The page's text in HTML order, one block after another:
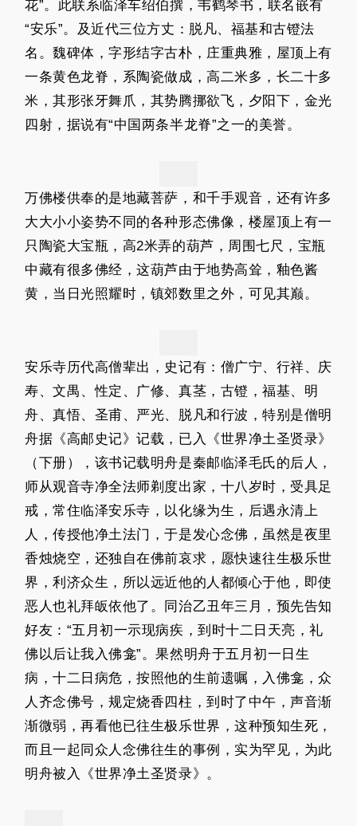
花”。此联系临泽车绍伯撰，韦鹤琴书，联名嵌有
“安乐”。及近代三位方丈：脱凡、福基和古镫法
名。魏碑体，字形结字古朴，庄重典雅，屋顶上有
一条黄色龙脊，系陶瓷做成，高二米多，长二十多
米，其形张牙舞爪，其势腾挪欲飞，夕阳下，金光
四射，据说有“中国两条半龙脊”之一的美誉。
万佛楼供奉的是地藏菩萨，和千手观音，还有许多
大大小小姿势不同的各种形态佛像，楼屋顶上有一
只陶瓷大宝瓶，高2米弄的葫芦，周围七尺，宝瓶
中藏有很多佛经，这葫芦由于地势高耸，釉色酱
黄，当日光照耀时，镇郊数里之外，可见其巅。
安乐寺历代高僧辈出，史记有：僧广宁、行祥、庆
寿、文禺、性定、广修、真茎，古镫，福基、明
舟、真悟、圣甫、严光、脱凡和行波，特别是僧明
舟据《高邮史记》记载，已入《世界净土圣贤录》
（下册），该书记载明舟是秦邮临泽毛氏的后人，
师从观音寺净全法师剃度出家，十八岁时，受具足
戒，常住临泽安乐寺，以化缘为生，后遇永清上
人，传授他净土法门，于是发心念佛，虽然是夜里
香烛烧空，还独自在佛前哀求，愿快速往生极乐世
界，利济众生，所以远近他的人都倾心于他，即使
恶人也礼拜皈依他了。同治乙丑年三月，预先告知
好友：“五月初一示现病疾，到时十二日天亮，礼
佛以后让我入佛龛”。果然明舟于五月初一日生
病，十二日病危，按照他的生前遗嘱，入佛龛，众
人齐念佛号，规定烧香四柱，到时了中午，声音渐
渐微弱，再看他已往生极乐世界，这种预知生死，
而且一起同众人念佛往生的事例，实为罕见，为此
明舟被入《世界净土圣贤录》。